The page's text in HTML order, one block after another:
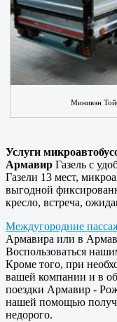
Минивэн
Услуги
Армавир Газель с
Газели 13 мест,
выгодной
кресло, встреча,
Междугородние
Армавира или в
Воспользоваться
Кроме того, при
вашей компании и в
поездки Армавир -
нашей помощью
недорого.